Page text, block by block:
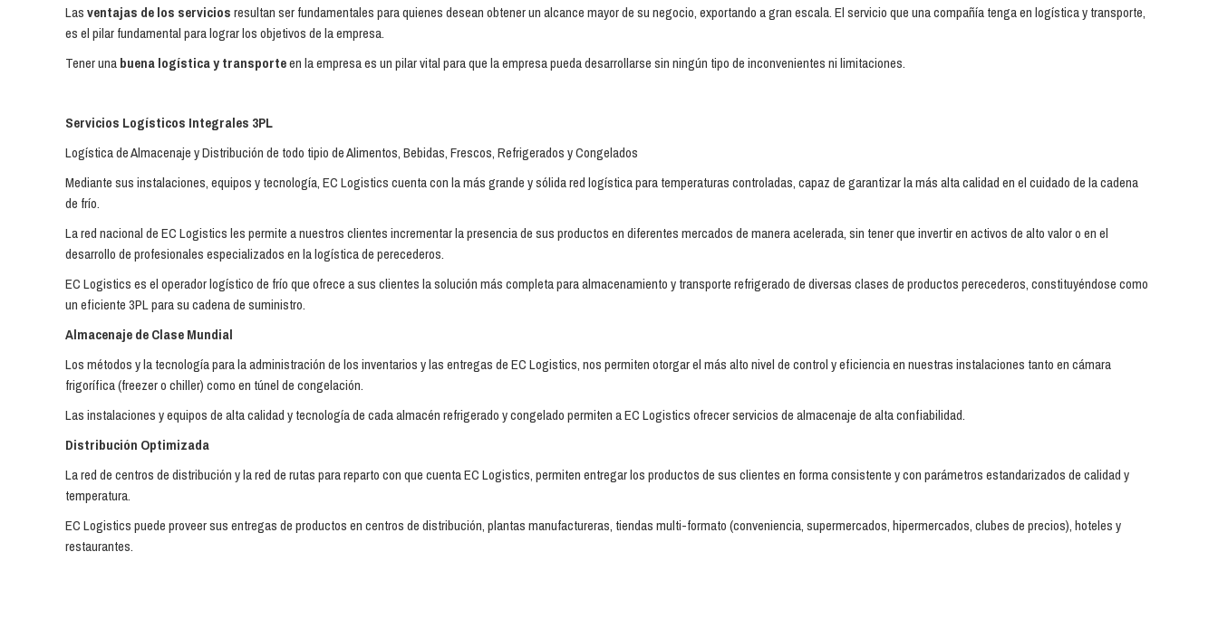
Lasventajas de los serviciosresultan ser fundamentales para quienes desean obtener un alcance mayor de su negocio, exportando a gran escala. El servicio que una compañía tenga en logística y transporte,
es el pilar fundamental para lograr los objetivos de la empresa.
Tener unabuena logística y transporteen la empresa es un pilar vital para que la empresa pueda desarrollarse sin ningún tipo de inconvenientes ni limitaciones.
Servicios Logísticos Integrales 3PL
Logística de Almacenaje y Distribución de todo tipio de Alimentos, Bebidas, Frescos, Refrigerados y Congelados
Mediante sus instalaciones, equipos y tecnología, EC Logistics cuenta con la más grande y sólida red logística para temperaturas controladas, capaz de garantizar la más alta calidad en el cuidado de la cadena
de frío.
La red nacional de EC Logistics les permite a nuestros clientes incrementar la presencia de sus productos en diferentes mercados de manera acelerada, sin tener que invertir en activos de alto valor o en el
desarrollo de profesionales especializados en la logística de perecederos.
EC Logistics es el operador logístico de frío que ofrece a sus clientes la solución más completa para almacenamiento y transporte refrigerado de diversas clases de productos perecederos, constituyéndose como
un eficiente 3PL para su cadena de suministro.
Almacenaje de Clase Mundial
Los métodos y la tecnología para la administración de los inventarios y las entregas de EC Logistics, nos permiten otorgar el más alto nivel de control y eficiencia en nuestras instalaciones tanto en cámara
frigorífica (freezer o chiller) como en túnel de congelación.
Las instalaciones y equipos de alta calidad y tecnología de cada almacén refrigerado y congelado permiten a EC Logistics ofrecer servicios de almacenaje de alta confiabilidad.
Distribución Optimizada
La red de centros de distribución y la red de rutas para reparto con que cuenta EC Logistics, permiten entregar los productos de sus clientes en forma consistente y con parámetros estandarizados de calidad y
temperatura.
EC Logistics puede proveer sus entregas de productos en centros de distribución, plantas manufactureras, tiendas multi-formato (conveniencia, supermercados, hipermercados, clubes de precios), hoteles y
restaurantes.